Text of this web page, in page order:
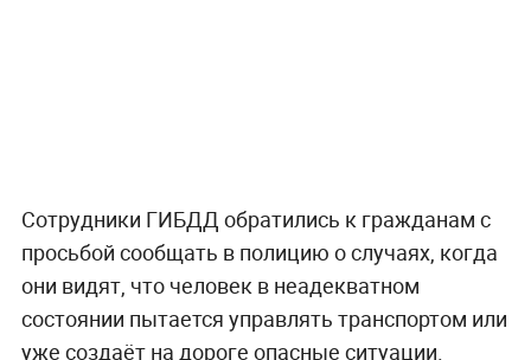
Сотрудники ГИБДД обратились к гражданам с
просьбой сообщать в полицию о случаях, когда
они видят, что человек в неадекватном
состоянии пытается управлять транспортом или
уже создаёт на дороге опасные ситуации.